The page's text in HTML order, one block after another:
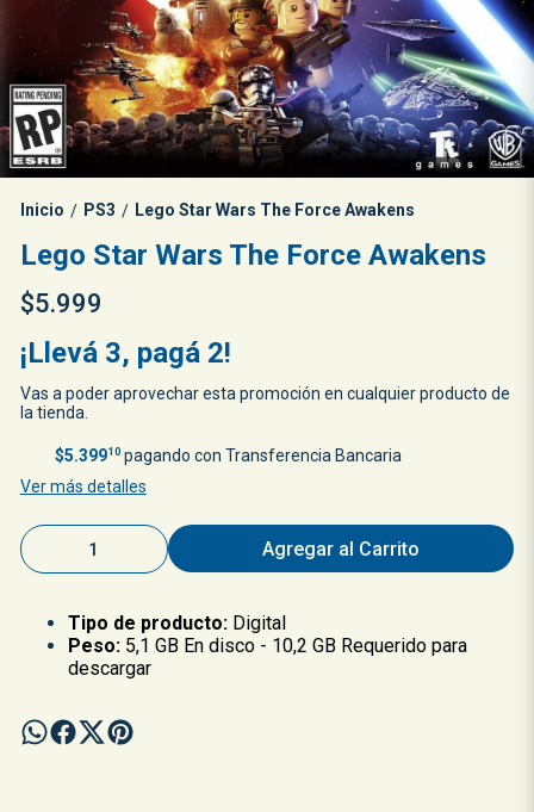
Inicio / PS3 / Lego Star Wars The Force Awakens
Lego Star Wars The Force Awakens
$5.999
¡Llevá 3, pagá 2!
Vas a poder aprovechar esta promoción en cualquier producto de
la tienda.
$5.39910pagando con Transferencia Bancaria
Ver más detalles
Agregar al Carrito
Tipo de producto: Digital
Peso: 5,1 GB En disco - 10,2 GB Requerido para
descargar